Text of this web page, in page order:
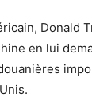
Donald
en lui